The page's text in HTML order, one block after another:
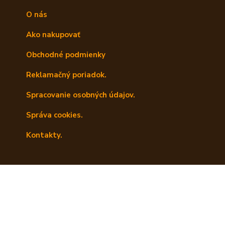
O nás
Ako nakupovať
Obchodné podmienky
Reklamačný poriadok.
Spracovanie osobných údajov.
Správa cookies.
Kontakty.